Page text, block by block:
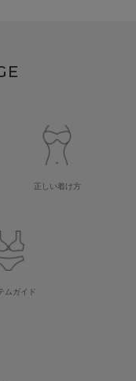
正しい着け方
ムガイド